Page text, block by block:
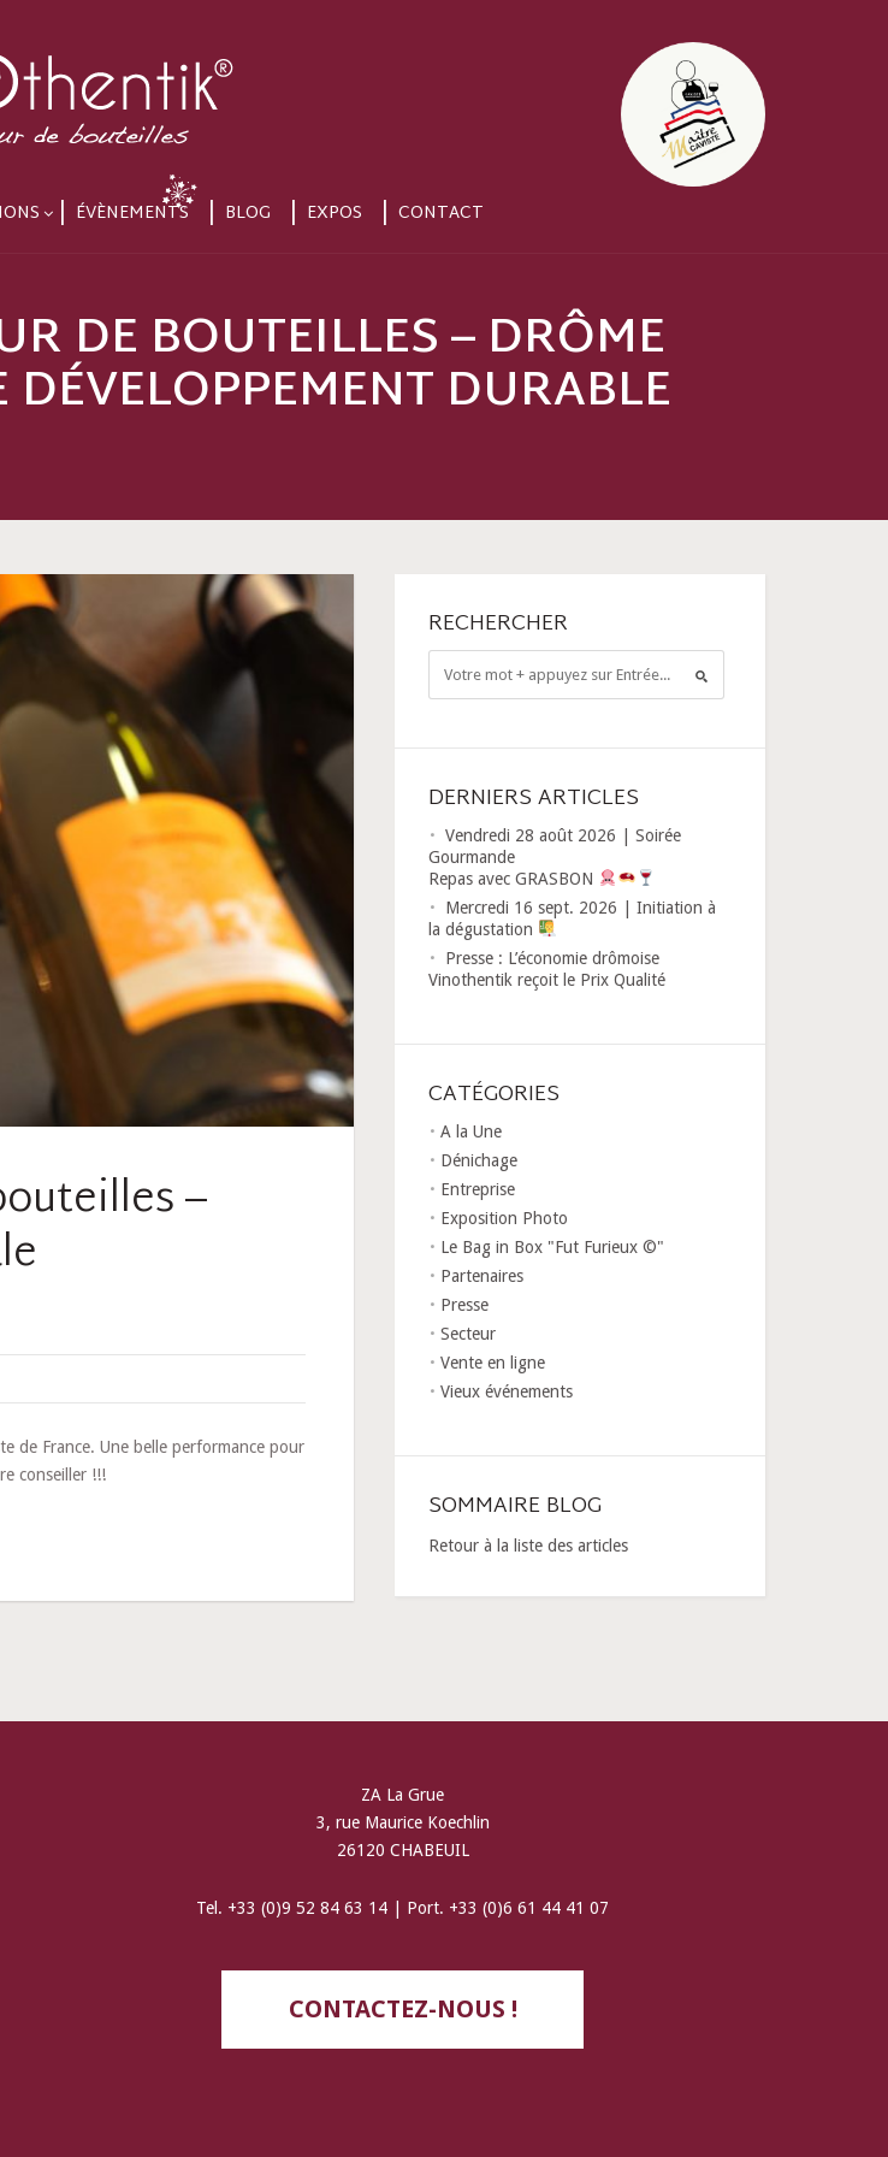
ÉVÈNEMENTS BLOG EXPOS CONTACT
DE BOUTEILLES – DRÔME
DURABLE
–
de France. Une belle performance pour
conseiller !!!
RECHERCHER
DERNIERS ARTICLES
Vendredi 28 août 2026 | Soirée
Gourmande
Repas avec GRASBON
Mercredi 16 sept. 2026 | Initiation à
la dégustation
Presse : L’économie drômoise
Vinothentik reçoit le Prix Qualité
CATÉGORIES
A la Une
Dénichage
Entreprise
Exposition Photo
Le Bag in Box "Fut Furieux ©"
Partenaires
Presse
Secteur
Vente en ligne
Vieux événements
SOMMAIRE BLOG
Retour à la liste des articles
ZA La Grue
3, rue Maurice Koechlin
26120 CHABEUIL
Tel. +33 (0)9 52 84 63 14 | Port. +33 (0)6 61 44 41 07
CONTACTEZ-NOUS !